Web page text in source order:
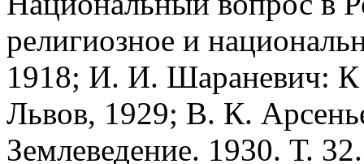
религиозное и
1918; И. И. Шараневич: К
Львов, 1929; В. К.
Землеведение. 1930. Т.